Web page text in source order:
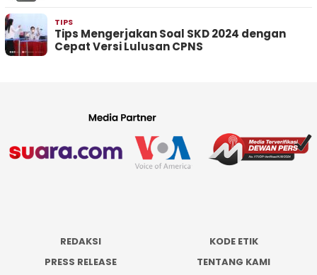
TIPS
Tips Mengerjakan Soal SKD 2024 dengan
Cepat Versi Lulusan CPNS
REDAKSI
KODE ETIK
PRESS RELEASE
TENTANG KAMI